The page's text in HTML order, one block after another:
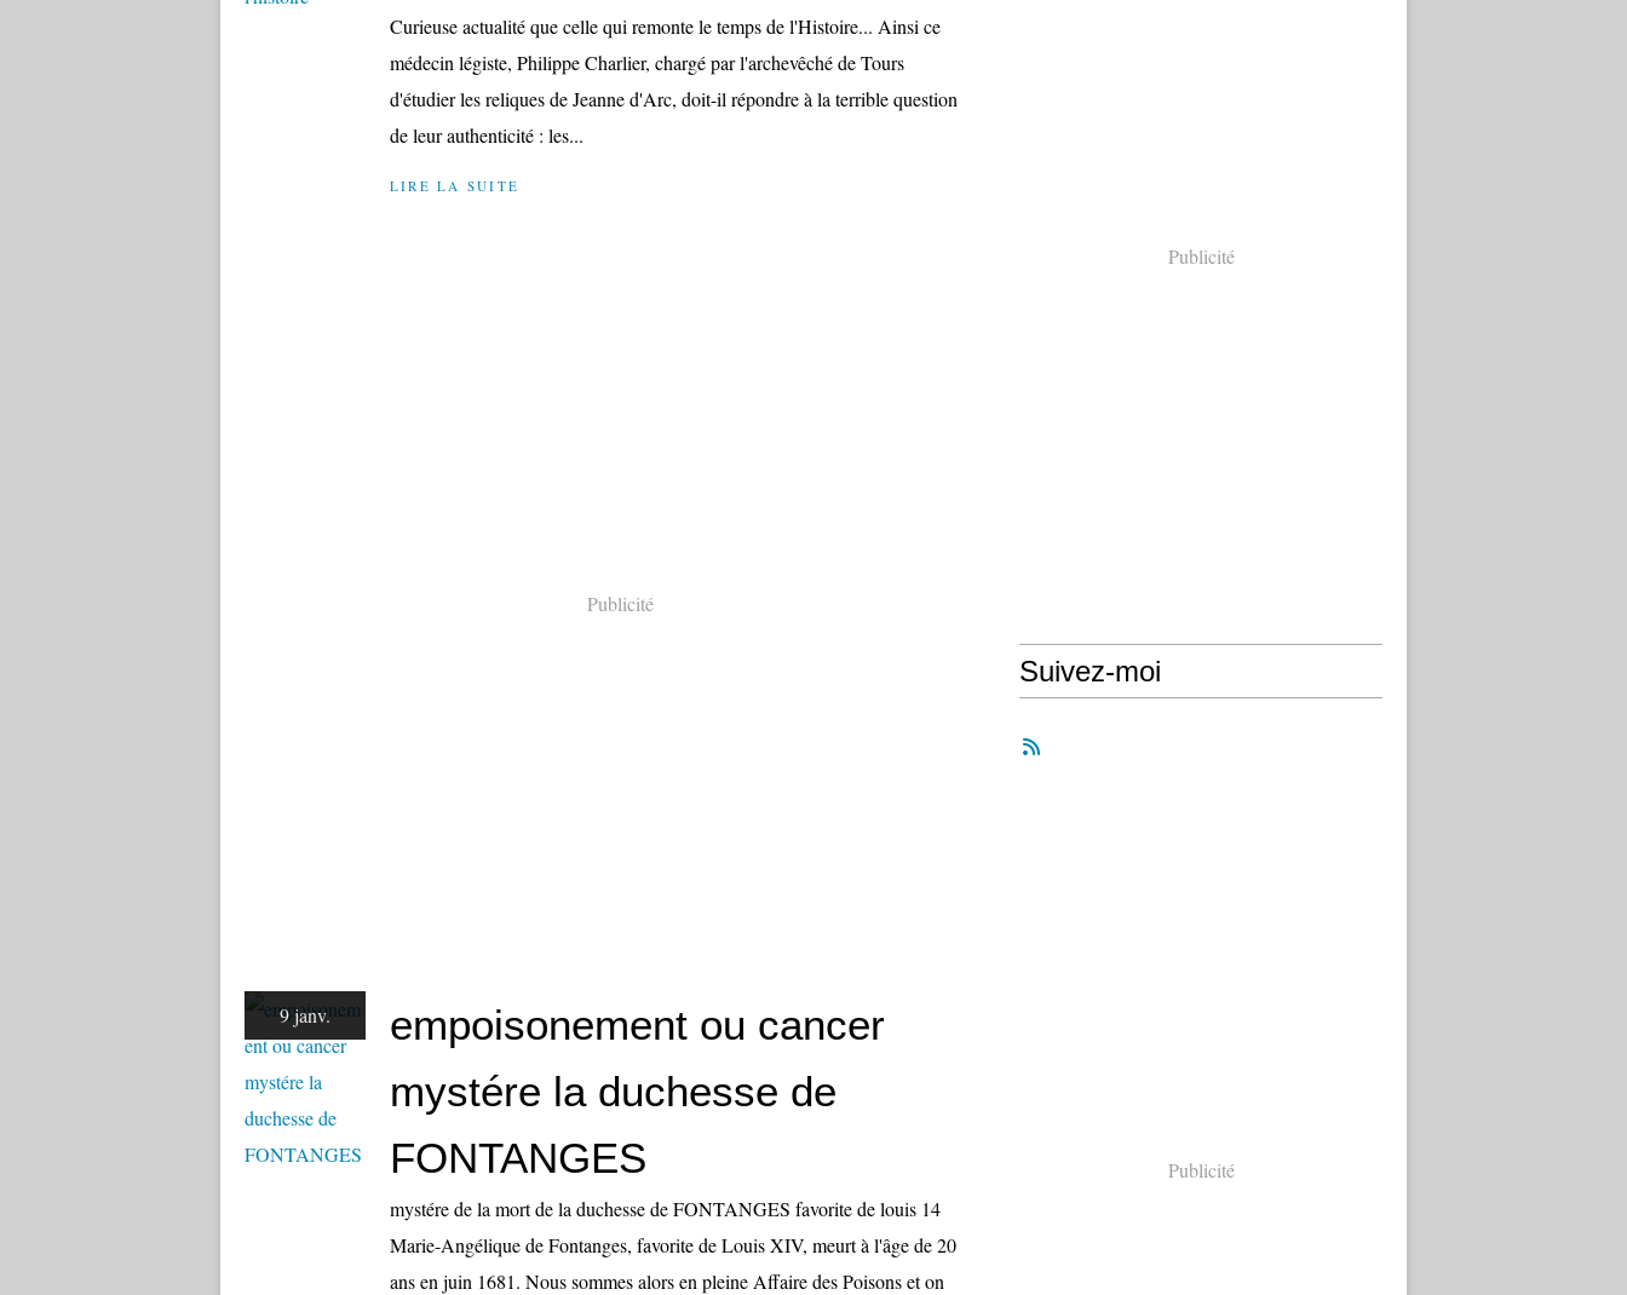
Curieuse actualité que celle qui remonte le temps de l'Histoire... Ainsi ce
médecin légiste, Philippe Charlier, chargé par l'archevêché de Tours
d'étudier les reliques de Jeanne d'Arc, doit-il répondre à la terrible question
de leur authenticité : les...
LIRE LA SUITE
Publicité
9 janv.
empoisonement ou cancer
mystére la duchesse de
FONTANGES
mystére de la mort de la duchesse de FONTANGES favorite de louis 14
Marie-Angélique de Fontanges, favorite de Louis XIV, meurt à l'âge de 20
ans en juin 1681. Nous sommes alors en pleine Affaire des Poisons et on
Publicité
Suivez-moi
Publicité